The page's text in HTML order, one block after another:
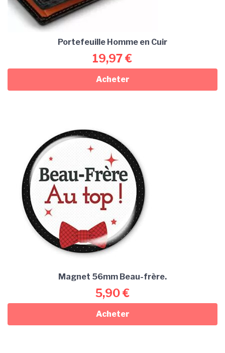
Portefeuille Homme en Cuir
19,97€
Acheter
Magnet 56mm Beau-frère.
5,90€
Acheter